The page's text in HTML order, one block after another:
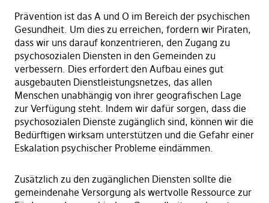
Prävention ist das A und O im Bereich der psychischen
Gesundheit. Um dies zu erreichen, fordern wir Piraten,
dass wir uns darauf konzentrieren, den Zugang zu
psychosozialen Diensten in den Gemeinden zu
verbessern. Dies erfordert den Aufbau eines gut
ausgebauten Dienstleistungsnetzes, das allen
Menschen unabhängig von ihrer geografischen Lage
zur Verfügung steht. Indem wir dafür sorgen, dass die
psychosozialen Dienste zugänglich sind, können wir die
Bedürftigen wirksam unterstützen und die Gefahr einer
Eskalation psychischer Probleme eindämmen.
Zusätzlich zu den zugänglichen Diensten sollte die
gemeindenahe Versorgung als wertvolle Ressource zur